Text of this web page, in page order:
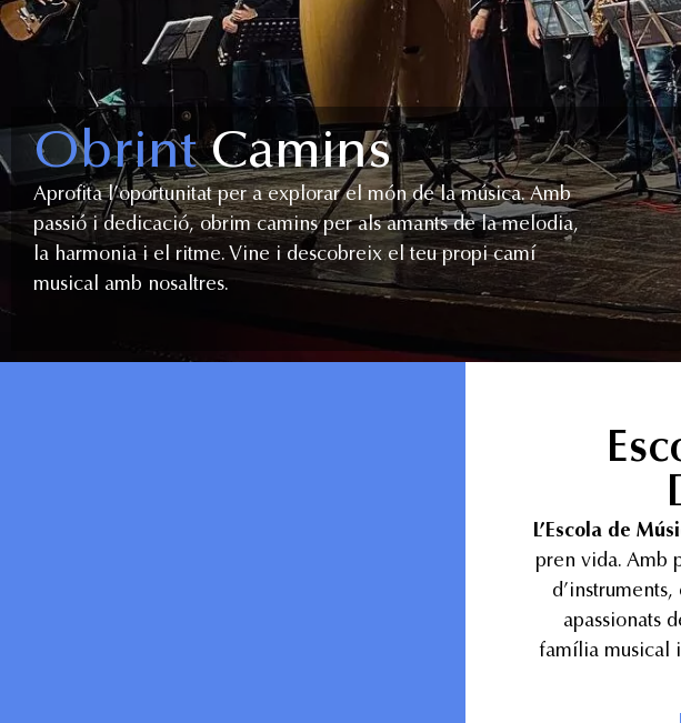
ObrintCamins
Aprofita l’oportunitat per a explorar el món de la música. Amb
passió i dedicació, obrim camins per als amants de la melodia,
la harmonia i el ritme. Vine i descobreix el teu propi camí
musical amb nosaltres.
L’Escola de
pren vida. Amb
apassionats
família musical